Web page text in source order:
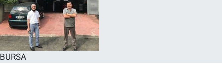
BURSA